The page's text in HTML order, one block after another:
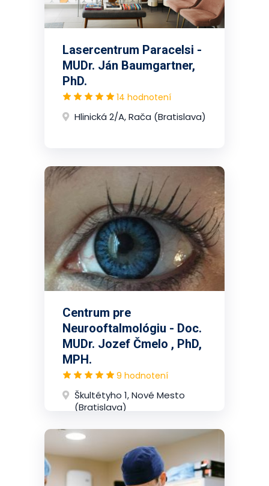
Lasercentrum Paracelsi -
MUDr. Ján Baumgartner,
PhD.
14 hodnotení
Hlinická 2/A, Rača (Bratislava)
Centrum pre
Neurooftalmológiu - Doc.
MUDr. Jozef Čmelo , PhD,
MPH.
9 hodnotení
Škultétyho 1, Nové Mesto
(Bratislava)